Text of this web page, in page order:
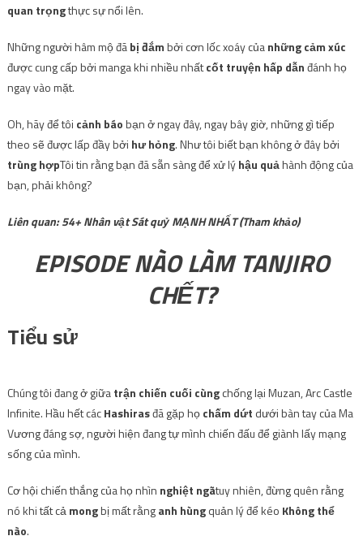
quan trọngthực sự nổi lên.
Những người hâm mộ đãbị đắmbởi cơn lốc xoáy củanhững cảm xúc
được cung cấp bởi manga khi nhiều nhấtcốt truyện hấp dẫnđánh họ
ngay vào mặt.
Oh, hãy để tôi cảnh báobạn ở ngay đây, ngay bây giờ, những gì tiếp
theo sẽ được lấp đầy bởi hư hỏng. Như tôi biết bạn không ở đây bởi
trùng hợpTôi tin rằng bạn đã sẵn sàng để xử lýhậu quảhành động của
bạn, phải không?
Liên quan: 54+ Nhân vật Sát quỷ MẠNH NHẤT (Tham khảo)
EPISODE NÀO LÀM TANJIRO
CHẾT?
Tiểu sử
Chúng tôi đang ở giữatrận chiến cuối cùngchống lại Muzan, Arc Castle
Infinite. Hầu hết cácHashirasđã gặp họchấm dứt dưới bàn tay của Ma
Vương đáng sợ, người hiện đang tự mình chiến đấu để giành lấy mạng
sống của mình.
Cơ hội chiến thắng của họ nhìn nghiệt ngãtuy nhiên, đừng quên rằng
nó khi tất cảmongbị mất rằnganh hùngquản lý để kéo Không thể
nào.